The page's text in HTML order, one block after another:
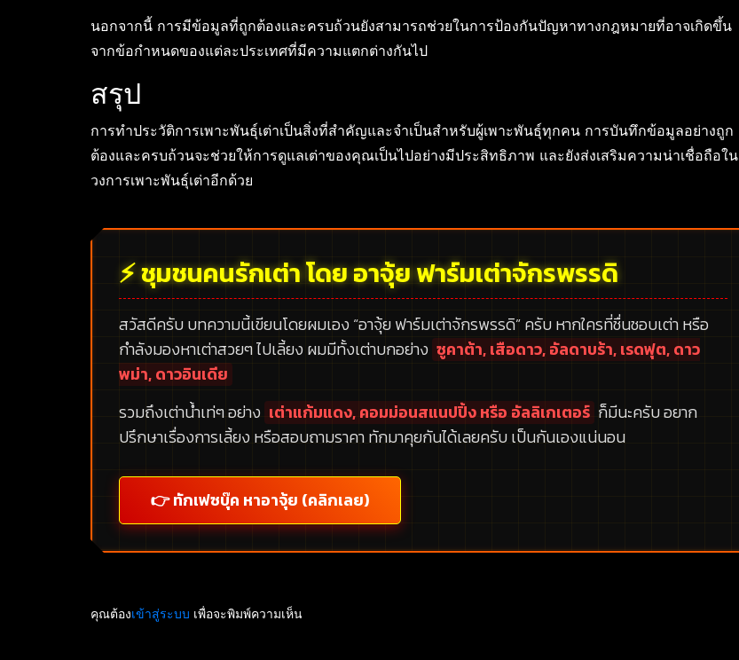
นอกจากนี้ การมีข้อมูลที่ถูกต้องและครบถ้วนยังสามารถช่วยในการป้องกันปัญหาทางกฎหมายที่อาจเกิดขึ้น
จากข้อกำหนดของแต่ละประเทศที่มีความแตกต่างกันไป
สรุป
การทำประวัติการเพาะพันธุ์เต่าเป็นสิ่งที่สำคัญและจำเป็นสำหรับผู้เพาะพันธุ์ทุกคน การบันทึกข้อมูลอย่างถูก
ต้องและครบถ้วนจะช่วยให้การดูแลเต่าของคุณเป็นไปอย่างมีประสิทธิภาพ และยังส่งเสริมความน่าเชื่อถือใน
วงการเพาะพันธุ์เต่าอีกด้วย
⚡ ชุมชนคนรักเต่า โดย อาจุ้ย ฟาร์มเต่าจักรพรรดิ
สวัสดีครับ บทความนี้เขียนโดยผมเอง “อาจุ้ย ฟาร์มเต่าจักรพรรดิ”ครับ หากใครที่ชื่นชอบเต่า หรือ
กำลังมองหาเต่าสวยๆ ไปเลี้ยง ผมมีทั้งเต่าบกอย่าง ซูคาต้า, เสือดาว, อัลดาบร้า, เรดฟุต, ดาว
พม่า, ดาวอินเดีย
รวมถึงเต่าน้ำเท่ๆ อย่าง เต่าแก้มแดง, คอมม่อนสแนปปิ้ง หรือ อัลลิเกเตอร์ ก็มีนะครับ อยาก
ปรึกษาเรื่องการเลี้ยง หรือสอบถามราคา ทักมาคุยกันได้เลยครับ เป็นกันเองแน่นอน
👉 ทักเฟซบุ๊ค หาอาจุ้ย (คลิกเลย)
คุณต้องเข้าสู่ระบบ เพื่อจะพิมพ์ความเห็น